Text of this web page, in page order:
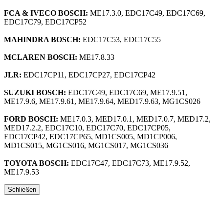
FCA & IVECO BOSCH: ME17.3.0, EDC17C49, EDC17C69,
EDC17C79, EDC17CP52
MAHINDRA BOSCH: EDC17C53, EDC17C55
MCLAREN BOSCH: ME17.8.33
JLR: EDC17CP11, EDC17CP27, EDC17CP42
SUZUKI BOSCH: EDC17C49, EDC17C69, ME17.9.51,
ME17.9.6, ME17.9.61, ME17.9.64, MED17.9.63, MG1CS026
FORD BOSCH: ME17.0.3, MED17.0.1, MED17.0.7, MED17.2,
MED17.2.2, EDC17C10, EDC17C70, EDC17CP05,
EDC17CP42, EDC17CP65, MD1CS005, MD1CP006,
MD1CS015, MG1CS016, MG1CS017, MG1CS036
TOYOTA BOSCH: EDC17C47, EDC17C73, ME17.9.52,
ME17.9.53
Schließen